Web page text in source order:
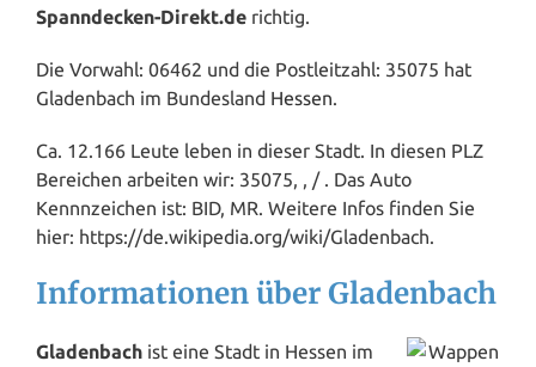
Spanndecken-Direkt.de richtig.
Die Vorwahl: 06462 und die Postleitzahl: 35075 hat
Gladenbach im Bundesland Hessen.
Ca. 12.166 Leute leben in dieser Stadt. In diesen PLZ
Bereichen arbeiten wir: 35075, , / . Das Auto
Kennnzeichen ist: BID, MR. Weitere Infos finden Sie
hier: https://de.wikipedia.org/wiki/Gladenbach.
Informationen über Gladenbach
Gladenbach ist eine Stadt in Hessen im